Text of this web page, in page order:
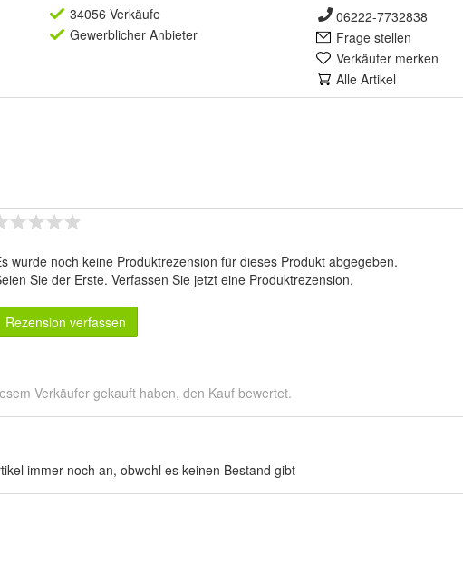
34056 Verkäufe
Gewerblicher Anbieter
06222-7732838
Frage stellen
Verkäufer merken
Alle Artikel
wurde noch keine Produktrezension für dieses Produkt abgegeben.
Sie der Erste. Verfassen Sie jetzt eine Produktrezension.
Rezension verfassen
Verkäufer gekauft haben, den Kauf bewertet.
immer noch an, obwohl es keinen Bestand gibt